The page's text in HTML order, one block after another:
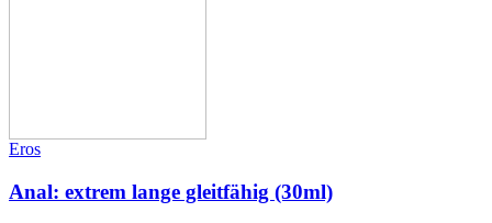
Eros
Anal: extrem lange gleitfähig (30ml)